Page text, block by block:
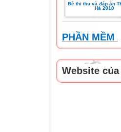
Đề thi thu và đáp án
Hà 2010
PHẦN MỀM
Website